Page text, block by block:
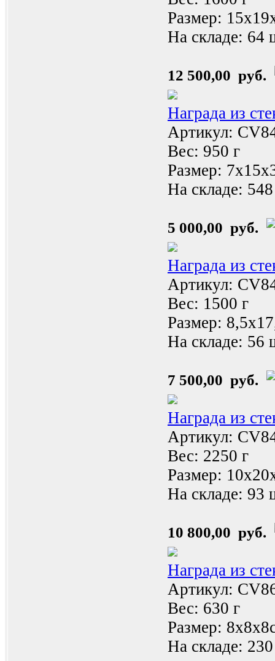
Размер:
На складе: 64
12 500,00 руб.
Награда из
Артикул:
Вес: 950 г
Размер:
На складе:
5 000,00 руб.
Награда из
Артикул:
Вес: 1500 г
Размер:
На складе: 56
7 500,00 руб.
Награда из
Артикул:
Вес: 2250 г
Размер:
На складе: 93
10 800,00 руб.
Награда из
Артикул:
Вес: 630 г
Размер:
На складе: